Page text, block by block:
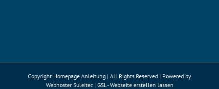
Copyright Homepage Anleitung | All Rights Reserved | Powered by
Webhoster Suleitec| GSL - Webseite erstellen lassen